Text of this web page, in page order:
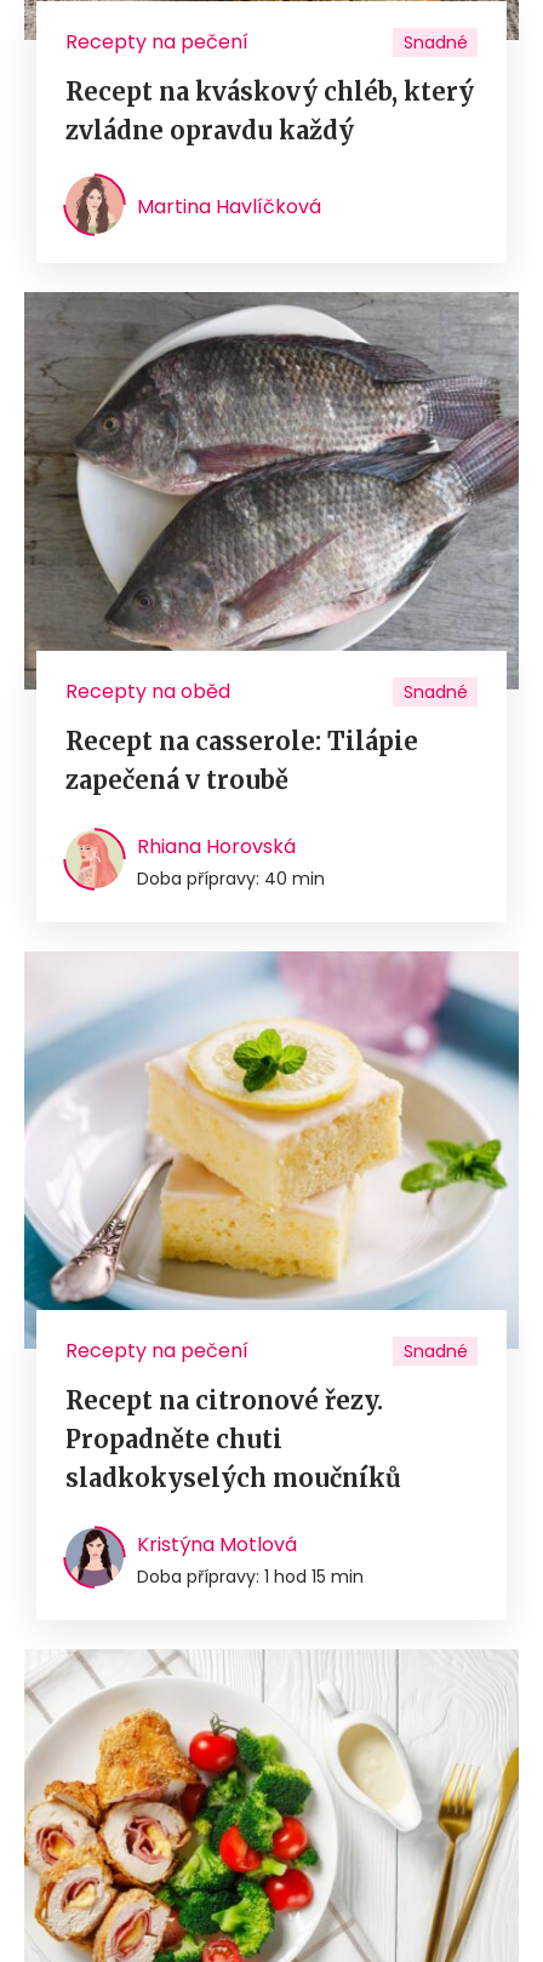
Recepty na pečení Snadné
Recept na kváskový chléb, který
zvládne opravdu každý
Martina Havlíčková
Recepty na oběd Snadné
Recept na casserole: Tilápie
zapečená v troubě
Rhiana Horovská
Doba přípravy: 40 min
Recepty na pečení Snadné
Recept na citronové řezy.
Propadněte chuti
sladkokyselých moučníků
Kristýna Motlová
Doba přípravy: 1 hod 15 min